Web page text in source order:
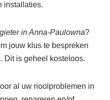
installaties.
in Anna-Paulowna?
jouw klus te bespreken
Dit is geheel kosteloos.
al uw rioolproblemen in